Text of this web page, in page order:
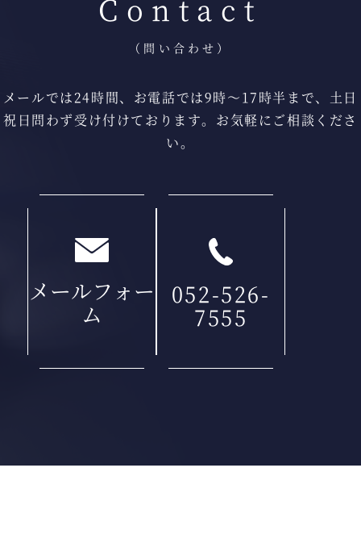
Contact
（問い合わせ）
メールでは24時間、お電話では9時〜17時半まで、 土日
祝日問わず受け付けております。 お気軽にご相談くださ
い。
メールフォー
ム
052-526-
7555